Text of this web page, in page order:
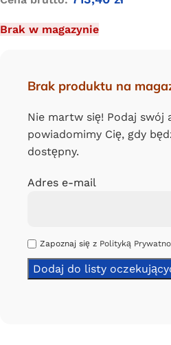
Brak w magazynie
Brak produktu na
Nie martw się! Podaj swój
powiadomimy Cię, gdy
dostępny.
Adres e-mail
Zapoznaj się z Polityką